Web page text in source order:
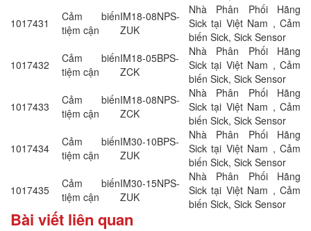
1017431
Cảm biến
tiệm cận
IM18-08NPS-
ZUK
Nhà Phân Phối Hãng
Sick tại Việt Nam , Cảm
biến Sick, Sick Sensor
1017432
Cảm biến
tiệm cận
IM18-05BPS-
ZCK
Nhà Phân Phối Hãng
Sick tại Việt Nam , Cảm
biến Sick, Sick Sensor
1017433
Cảm biến
tiệm cận
IM18-08NPS-
ZCK
Nhà Phân Phối Hãng
Sick tại Việt Nam , Cảm
biến Sick, Sick Sensor
1017434
Cảm biến
tiệm cận
IM30-10BPS-
ZUK
Nhà Phân Phối Hãng
Sick tại Việt Nam , Cảm
biến Sick, Sick Sensor
1017435
Cảm biến
tiệm cận
IM30-15NPS-
ZUK
Nhà Phân Phối Hãng
Sick tại Việt Nam , Cảm
biến Sick, Sick Sensor
Bài viết liên quan